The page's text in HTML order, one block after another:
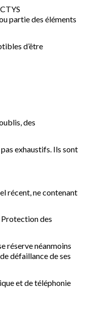
partie des éléments
d’être
des
exhaustifs. Ils sont
récent, ne contenant
Protection des
réserve néanmoins
défaillance de ses
et de téléphonie